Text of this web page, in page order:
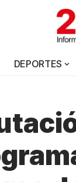
DEPORTES